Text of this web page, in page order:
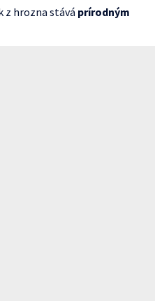
z hrozna stává prírodným